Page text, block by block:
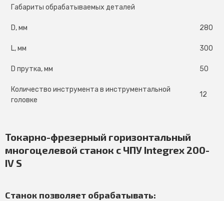
Габариты обрабатываемых деталей
D, мм 280
L, мм 300
D прутка, мм 50
Количество инструмента в инструментальной
головке
12
Токарно-фрезерный горизонтальный
многоцелевой станок с ЧПУ Integrex 200-
IV S
Станок позволяет обрабатывать: